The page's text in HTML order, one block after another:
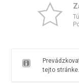
tejto stránke.